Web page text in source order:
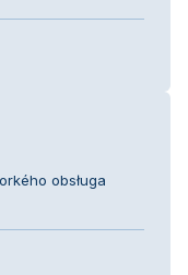
obsługa